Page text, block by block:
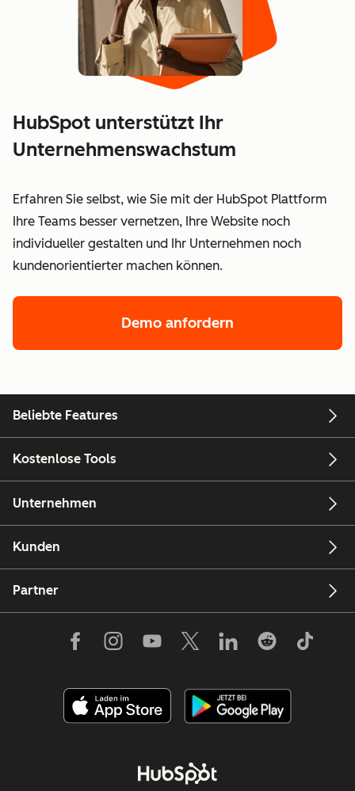
HubSpot unterstützt Ihr
Unternehmenswachstum
Erfahren Sie selbst, wie Sie mit der HubSpot Plattform
Ihre Teams besser vernetzen, Ihre Website noch
individueller gestalten und Ihr Unternehmen noch
kundenorientierter machen können.
Demo anfordern
Beliebte Features
Kostenlose Tools
Unternehmen
Kunden
Partner